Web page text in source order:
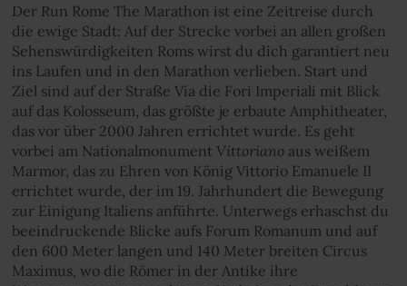
Der Run Rome The Marathon ist eine Zeitreise durch
die ewige Stadt: Auf der Strecke vorbei an allen großen
Sehenswürdigkeiten Roms wirst du dich garantiert neu
ins Laufen und in den Marathon verlieben. Start und
Ziel sind auf der Straße Via die Fori Imperiali mit Blick
auf das Kolosseum, das größte je erbaute Amphitheater,
das vor über 2000 Jahren errichtet wurde. Es geht
vorbei am Nationalmonument Vittorianoaus weißem
Marmor, das zu Ehren von König Vittorio Emanuele II
errichtet wurde, der im 19. Jahrhundert die Bewegung
zur Einigung Italiens anführte. Unterwegs erhaschst du
beeindruckende Blicke aufs Forum Romanum und auf
den 600 Meter langen und 140 Meter breiten Circus
Maximus, wo die Römer in der Antike ihre